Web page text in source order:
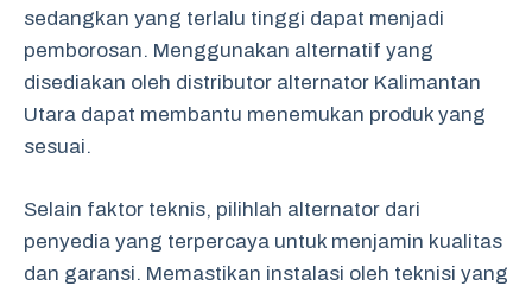
sedangkan yang terlalu tinggi dapat menjadi
pemborosan. Menggunakan alternatif yang
disediakan oleh distributor alternator Kalimantan
Utara dapat membantu menemukan produk yang
sesuai.
Selain faktor teknis, pilihlah alternator dari
penyedia yang terpercaya untuk menjamin kualitas
dan garansi. Memastikan instalasi oleh teknisi yang